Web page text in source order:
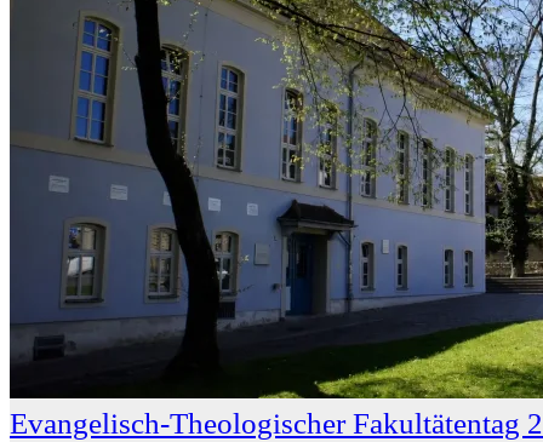
Evangelisch-Theologischer Fakultätentag